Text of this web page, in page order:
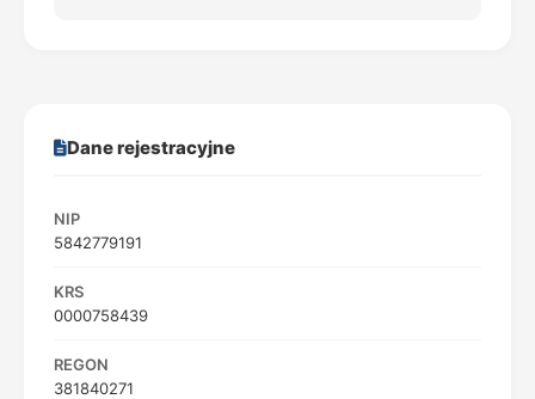
Dane rejestracyjne
NIP
5842779191
KRS
0000758439
REGON
381840271